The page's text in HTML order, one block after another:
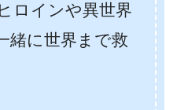
ロインや異世界
緒に世界まで救